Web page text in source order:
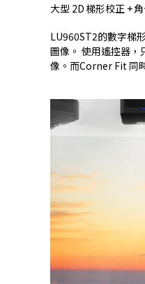
大型 2D 梯形校正 +
LU960ST2的數字梯
圖像。 使用遙控器，
像。而Corner Fit 同